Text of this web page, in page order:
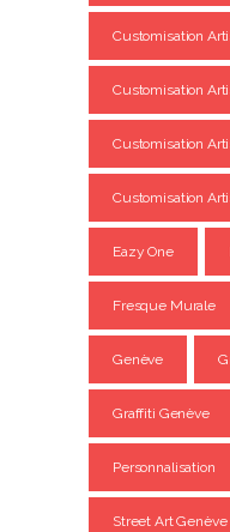
Customisation
Customisation
Customisation
Customisation
Eazy One
Fresque Murale
Genève
Graffiti Genève
Personnalisation
Street Art Genève